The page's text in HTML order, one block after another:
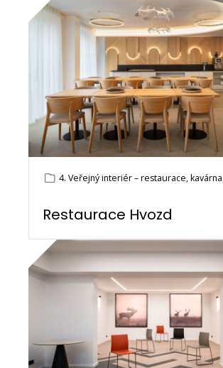
4. Veřejný interiér – restaurace,
Restaurace Hvozd